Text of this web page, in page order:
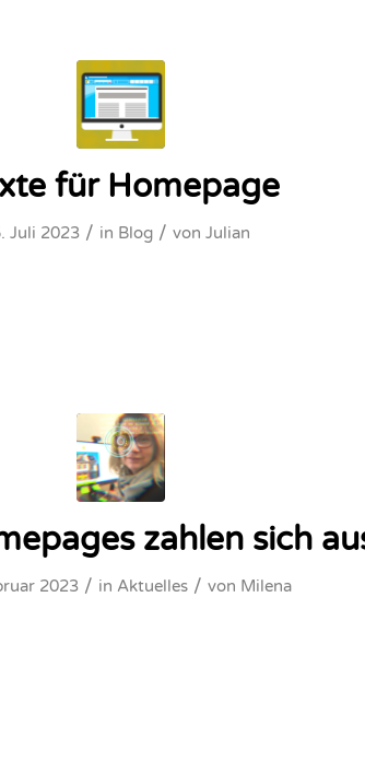
für Homepage
Juli 2023 / in Blog / von Julian
zahlen sich
2023 / in Aktuelles / von Milena